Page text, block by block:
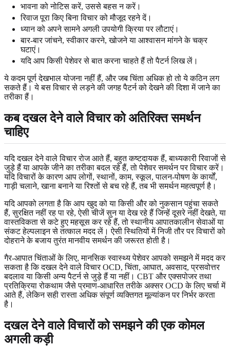
भावना को नोटिस करें, उससे बहस न करें।
रिवाज पूरा किए बिना विचार को मौजूद रहने दें।
ध्यान को अपने सामने अगली उपयोगी क्रिया पर लौटाएं।
बार-बार जांचने, स्वीकार करने, खोजने या आश्वासन मांगने के चक्र
घटाएं।
यदि आप किसी पेशेवर से बात करना चाहते हैं तो पैटर्न लिख लें।
ये कदम पूर्ण देखभाल योजना नहीं हैं, और जब चिंता अधिक हो तो ये कठिन लग
सकते हैं। ये बस विचार से लड़ने की जगह पैटर्न को देखने की दिशा में जाने का
तरीका हैं।
कब दखल देने वाले विचार को अतिरिक्त समर्थन
चाहिए
यदि दखल देने वाले विचार रोज आते हैं, बहुत कष्टदायक हैं, बाध्यकारी रिवाजों से
जुड़े हैं या आपके जीने का तरीका बदल रहे हैं, तो पेशेवर समर्थन पर विचार करें।
यदि विचारों के कारण आप लोगों, स्थानों, काम, स्कूल, पालन-पोषण के कार्यों,
गाड़ी चलाने, खाना बनाने या रिश्तों से बच रहे हैं, तब भी समर्थन महत्वपूर्ण है।
यदि आपको लगता है कि आप खुद को या किसी और को नुकसान पहुंचा सकते
हैं, सुरक्षित नहीं रह पा रहे, ऐसी चीजें सुन या देख रहे हैं जिन्हें दूसरे नहीं देखते, या
वास्तविकता से कटे हुए महसूस कर रहे हैं, तो स्थानीय आपातकालीन सेवाओं या
संकट हेल्पलाइन से तत्काल मदद लें। ऐसी स्थितियों में निजी तौर पर विचारों को
दोहराने के बजाय तुरंत मानवीय समर्थन की जरूरत होती है।
गैर-आपात चिंताओं के लिए, मानसिक स्वास्थ्य पेशेवर आपको समझने में मदद कर
सकता है कि दखल देने वाले विचार OCD, चिंता, आघात, अवसाद, प्रसवोत्तर
बदलाव या किसी अन्य पैटर्न से जुड़े हैं या नहीं। CBT और एक्सपोजर तथा
प्रतिक्रिया रोकथाम जैसे प्रमाण-आधारित तरीके अक्सर OCD के लिए चर्चा में
आते हैं, लेकिन सही रास्ता अधिक संपूर्ण व्यक्तिगत मूल्यांकन पर निर्भर करता
है।
दखल देने वाले विचारों को समझने की एक कोमल
अगली कड़ी